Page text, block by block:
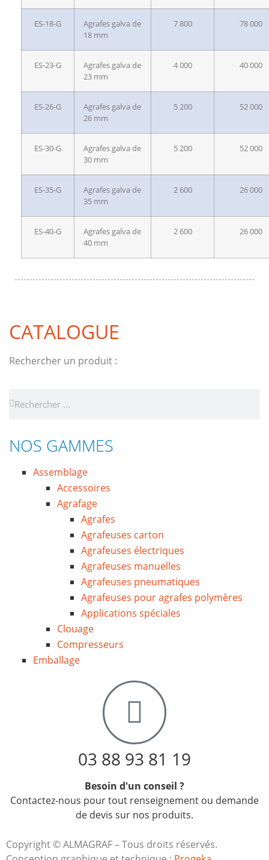
CATALOGUE
Rechercher un produit :
NOS GAMMES
Assemblage
Accessoires
Agrafage
Agrafes
Agrafeuses carton
Agrafeuses électriques
Agrafeuses manuelles
Agrafeuses pneumatiques
Agrafeuses pour agrafes polymères
Applications spéciales
Clouage
Compresseurs
Emballage
03 88 93 81 19
Besoin d'un conseil ?
Contactez-nous pour tout renseignement ou demande
de devis sur nos produits.
ES-18-G
Agrafes galva de
18 mm
7 800 78 000
ES-23-G
Agrafes galva de
23 mm
4 000 40 000
ES-26-G
Agrafes galva de
26 mm
5 200 52 000
ES-30-G
Agrafes galva de
30 mm
5 200 52 000
ES-35-G
Agrafes galva de
35 mm
2 600 26 000
ES-40-G
Agrafes galva de
40 mm
2 600 26 000
Copyright © ALMAGRAF – Tous droits réservés.